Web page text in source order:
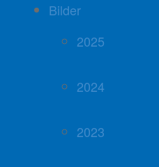
Bilder
2025
2024
2023